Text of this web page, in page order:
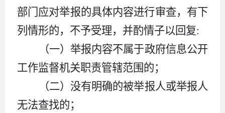
部门应对举报的具体内容进行审查，有下
列情形的，不予受理，并酌情子以回复:
（一）举报内容不属于政府信息公开
工作监督机关职责管辖范围的；
（二）没有明确的被举报人或举报人
无法查找的；